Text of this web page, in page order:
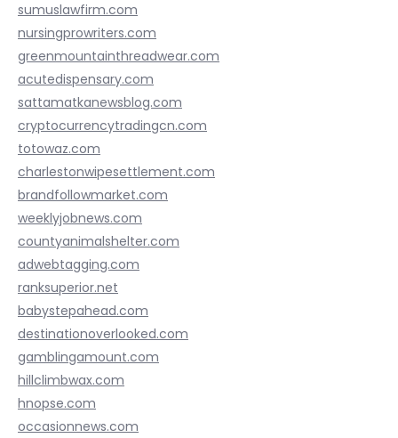
sumuslawfirm.com
nursingprowriters.com
greenmountainthreadwear.com
acutedispensary.com
sattamatkanewsblog.com
cryptocurrencytradingcn.com
totowaz.com
charlestonwipesettlement.com
brandfollowmarket.com
weeklyjobnews.com
countyanimalshelter.com
adwebtagging.com
ranksuperior.net
babystepahead.com
destinationoverlooked.com
gamblingamount.com
hillclimbwax.com
hnopse.com
occasionnews.com